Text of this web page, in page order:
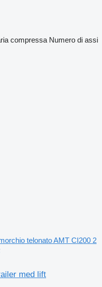
compressa Numero di assi
telonato AMT CI200 2
med lift